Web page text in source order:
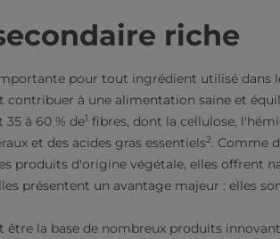
riche
pour tout ingrédient utilisé dans
à une alimentation saine et
35 à 60 % de1 fibres, dont la cellulose,
et des acides gras essentiels2. Comme
produits d'origine végétale, elles offrent
présentent un avantage majeur : elles
être la base de nombreux produits